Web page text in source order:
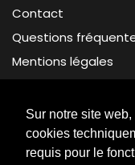
Sur notre site
cookies
requis pour le
Contact
Questions
Mentions légales